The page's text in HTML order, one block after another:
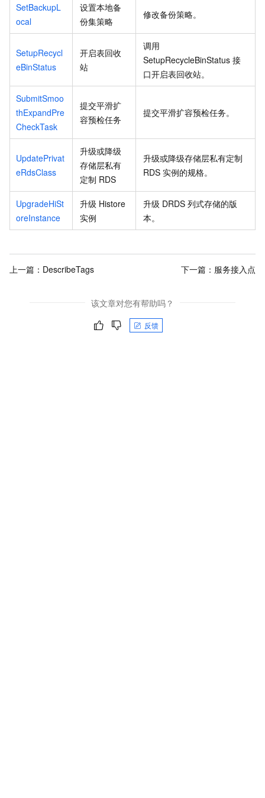
SetBackupL
ocal
设置本地备
份集策略
修改备份策略。
SetupRecycl
eBinStatus
开启表回收
站
调用
SetupRecycleBinStatus 接
口开启表回收站。
SubmitSmoo
thExpandPre
CheckTask
提交平滑扩
容预检任务
提交平滑扩容预检任务。
UpdatePrivat
eRdsClass
升级或降级
存储层私有
定制 RDS
升级或降级存储层私有定制
RDS 实例的规格。
UpgradeHiSt
oreInstance
升级 Histore
实例
升级 DRDS 列式存储的版
本。
上一篇： DescribeTags 下一篇： 服务接入点
该文章对您有帮助吗？
反馈